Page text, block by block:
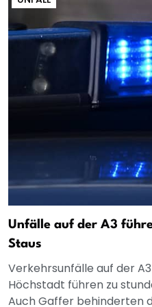
Unfälle auf der A3
Staus
Verkehrsunfälle auf der
Höchstadt führen zu
Auch Gaffer behinderten